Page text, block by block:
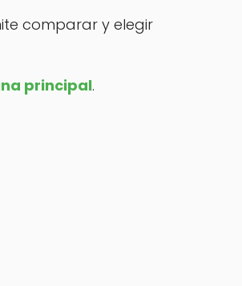
comparar y elegir
principal.